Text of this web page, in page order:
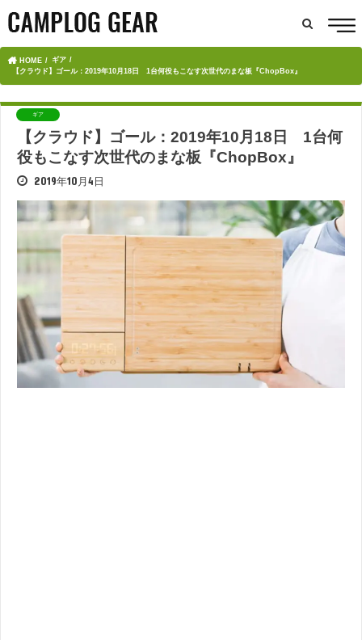
HOME
ギア
【クラウド】ゴール：2019年10月18日 1台何役もこなす次世代のまな板『ChopBox』
ギア
【クラウド】ゴール：2019年10月18日 1台何
役もこなす次世代のまな板『ChopBox』
2019年10月4日